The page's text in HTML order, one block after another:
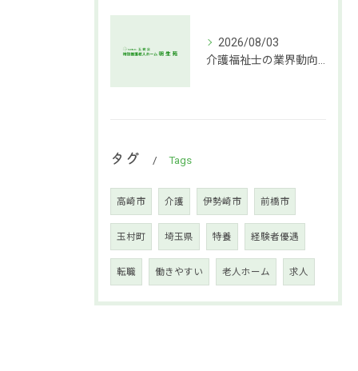
2026/08/03
タグ Tags
高崎市 介護 伊勢崎市 前橋市
玉村町 埼玉県 特養 経験者優遇
転職 働きやすい 老人ホーム 求人